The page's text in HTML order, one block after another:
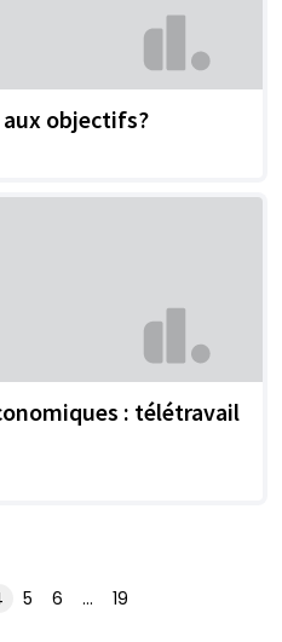
objectifs?
: télétravail
5 6 … 19